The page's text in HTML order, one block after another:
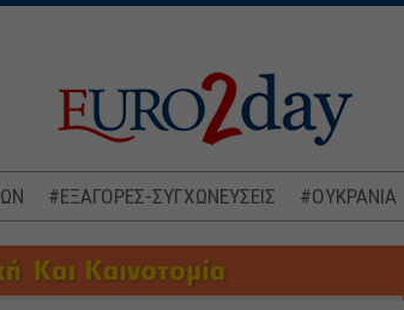
#ΕΞΑΓΟΡΕΣ-ΣΥΓΧΩΝΕΥΣΕΙΣ #ΟΥΚΡΑΝΙΑ